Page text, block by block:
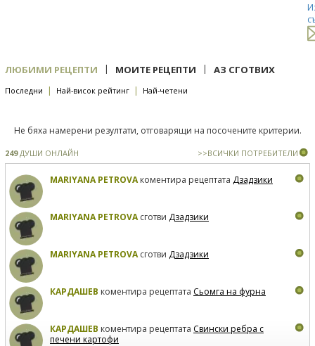
ЛЮБИМИ РЕЦЕПТИ | МОИТЕ РЕЦЕПТИ | АЗ СГОТВИХ
Последни | Най-висок рейтинг | Най-четени
Не бяха намерени резултати, отговарящи на посочените критерии.
249ДУШИ ОНЛАЙН >>ВСИЧКИ ПОТРЕБИТЕЛИ
MARIYANA PETROVAкоментира рецептата Дзадзики
MARIYANA PETROVAсготви Дзадзики
MARIYANA PETROVAсготви Дзадзики
КАРДАШЕВ коментира рецептата Сьомга на фурна
КАРДАШЕВ коментира рецептата Свински ребра с
печени картофи